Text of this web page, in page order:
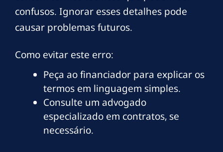
confusos. Ignorar esses detalhes pode
causar problemas futuros.
Como evitar este erro:
Peça ao financiador para explicar os
termos em linguagem simples.
Consulte um advogado
especializado em contratos, se
necessário.